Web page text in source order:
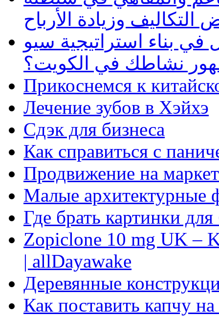
وزيادة الأرباح
بناء استراتيجية سيو
نشاطك في الكويت؟
Прикоснемся к
Лечение зубов в Хэйхэ
Сдэк для бизнеса
Как справиться с
Продвижение на
Малые архитектурные
Где брать картинки
Zopiclone 10 mg UK –
| allDayawake
Деревянные
Как поставить капчу